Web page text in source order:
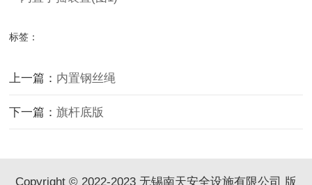
标签：
上一篇： 内置钢丝绳
下一篇：旗杆底版
Copyright © 2022-2023 无锡南天安全设施有限公司 版